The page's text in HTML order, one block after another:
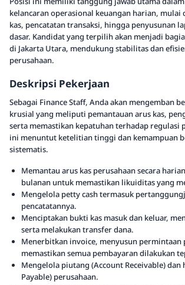
kelancaran operasional keuangan harian, mulai
kas, pencatatan transaksi, hingga penyusunan
dasar. Kandidat yang terpilih akan menjadi
di Jakarta Utara, mendukung stabilitas dan
perusahaan.
Deskripsi Pekerjaan
Sebagai Finance Staff, Anda akan mengemban
krusial yang meliputi pemantauan arus kas,
serta memastikan kepatuhan terhadap regulasi
ini menuntut ketelitian tinggi dan kemampuan
sistematis.
Memantau arus kas perusahaan secara
bulanan untuk memastikan likuiditas yang
Mengelola petty cash termasuk
pencatatannya.
Menciptakan bukti kas masuk dan keluar,
serta melakukan transfer dana.
Menerbitkan invoice, menyusun permintaan
memastikan semua pembayaran dilakukan
Mengelola piutang (Account Receivable) dan
Payable) perusahaan.